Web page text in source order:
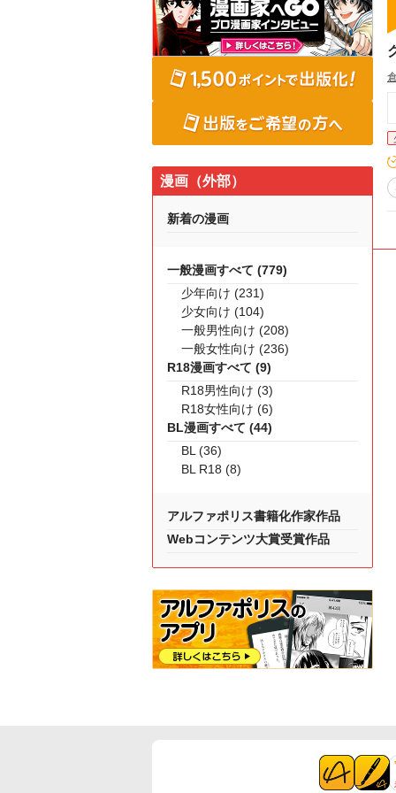
漫画（外部）
新着の漫画
一般漫画すべて (779)
少年向け (231)
少女向け (104)
一般男性向け (208)
一般女性向け (236)
R18漫画すべて (9)
R18男性向け (3)
R18女性向け (6)
BL漫画すべて (44)
BL (36)
BL R18 (8)
アルファポリス書籍化作家作品
Webコンテンツ大賞受賞作品